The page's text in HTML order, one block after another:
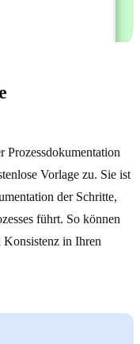
Prozessdokumentation
Vorlage zu. Sie ist
der Schritte,
führt. So können
in Ihren